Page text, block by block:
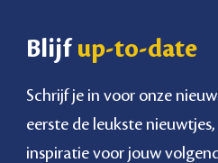
Blijf up-to-date
Schrijf je in voor onze
eerste de leukste
inspiratie voor jouw